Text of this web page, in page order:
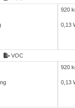
920
0,13
VOC
920
0,13